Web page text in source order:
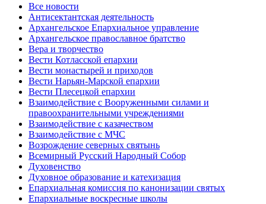
Все новости
Антисектантская деятельность
Архангельское Епархиальное управление
Архангельское православное братство
Вера и творчество
Вести Котласской епархии
Вести монастырей и приходов
Вести Нарьян-Марской епархии
Вести Плесецкой епархии
Взаимодействие с Вооруженными силами и
правоохранительными учреждениями
Взаимодействие с казачеством
Взаимодействие с МЧС
Возрождение северных святынь
Всемирный Русский Народный Собор
Духовенство
Духовное образование и катехизация
Епархиальная комиссия по канонизации святых
Епархиальные воскресные школы